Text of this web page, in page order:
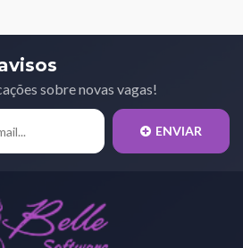
sobre novas vagas!
ENVIAR